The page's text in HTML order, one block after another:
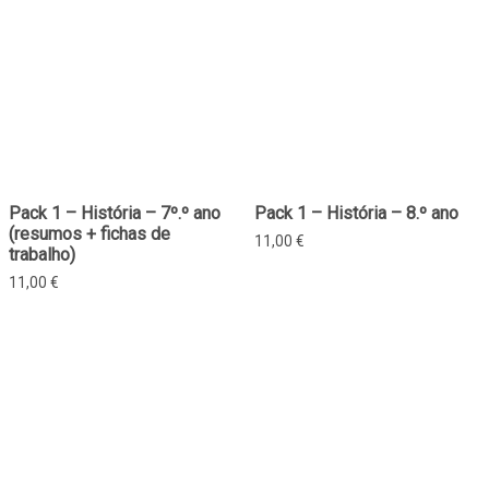
Pack 1 – História – 7º.º ano
(resumos + fichas de
trabalho)
11,00 €
Pack 1 – História – 8.º ano
11,00 €